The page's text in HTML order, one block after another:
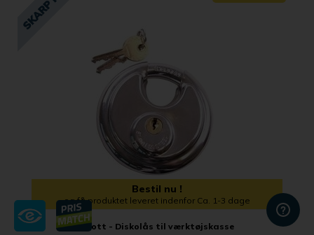
Bestil nu !
og få produktet leveret indenfor Ca. 1-3 dage
Knott - Diskolås til værktøjskasse